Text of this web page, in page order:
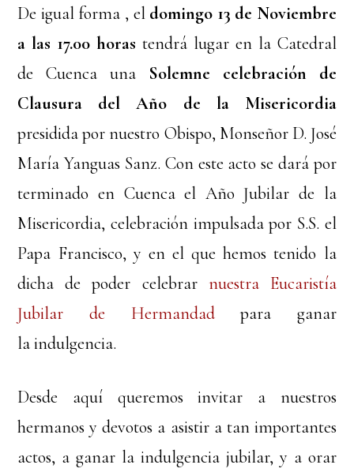
De igual forma , el domingo 13 de Noviembre
a las 17.00 horas tendrá lugar en la Catedral
de Cuenca una Solemne celebración de
Clausura del Año de la Misericordia
presidida por nuestro Obispo, Monseñor D. José
María Yanguas Sanz. Con este acto se dará por
terminado en Cuenca el Año Jubilar de la
Misericordia, celebración impulsada por S.S. el
Papa Francisco, y en el que hemos tenido la
dicha de poder celebrar nuestra Eucaristía
Jubilar de Hermandadpara ganar
la indulgencia.
Desde aquí queremos invitar a nuestros
hermanos y devotos a asistir a tan importantes
actos, a ganar la indulgencia jubilar, y a orar